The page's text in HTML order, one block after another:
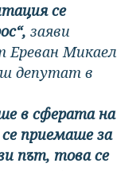
се
заяви
Ереван Микаел
депутат в
в сферата на
приемаше за
път, това се